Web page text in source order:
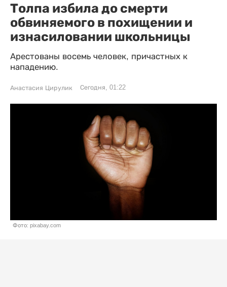
Толпа избила до смерти
обвиняемого в похищении и
изнасиловании школьницы
Арестованы восемь человек, причастных к
нападению.
Анастасия Цирулик Сегодня, 01:22
Фото: pixabay.com